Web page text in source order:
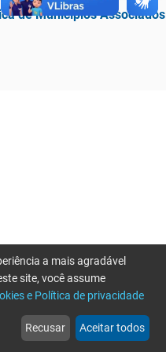
de Municípios Associados
web
Notícias
more_horiz
Mais
a mais agradável
site, você assume
e Política de privacidade
Recusar Aceitar todos
tente novamente